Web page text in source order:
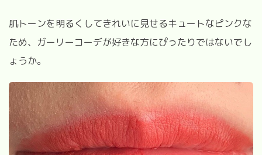
肌トーンを明るくしてきれいに見せるキュートなピンクな
ため、ガーリーコーデが好きな方にぴったりではないでし
ょうか。